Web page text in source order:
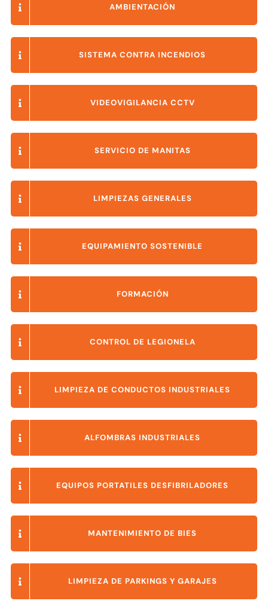
AMBIENTACIÓN
SISTEMA CONTRA INCENDIOS
VIDEOVIGILANCIA CCTV
SERVICIO DE MANITAS
LIMPIEZAS GENERALES
EQUIPAMIENTO SOSTENIBLE
FORMACIÓN
CONTROL DE LEGIONELA
LIMPIEZA DE CONDUCTOS INDUSTRIALES
ALFOMBRAS INDUSTRIALES
EQUIPOS PORTATILES DESFIBRILADORES
MANTENIMIENTO DE BIES
LIMPIEZA DE PARKINGS Y GARAJES